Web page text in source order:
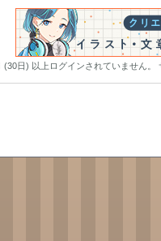
(30日) 以上ログインされていません。